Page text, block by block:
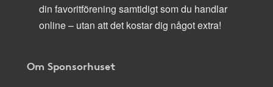
din favoritförening samtidigt som du handlar
online – utan att det kostar dig något extra!
Om Sponsorhuset